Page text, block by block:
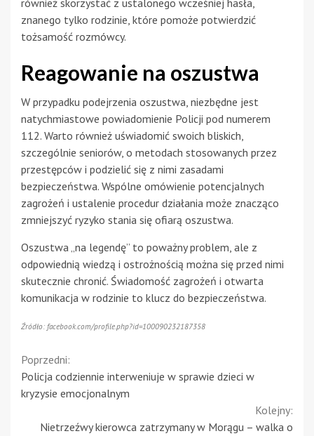
również skorzystać z ustalonego wcześniej hasła,
znanego tylko rodzinie, które pomoże potwierdzić
tożsamość rozmówcy.
Reagowanie na oszustwa
W przypadku podejrzenia oszustwa, niezbędne jest
natychmiastowe powiadomienie Policji pod numerem
112. Warto również uświadomić swoich bliskich,
szczególnie seniorów, o metodach stosowanych przez
przestępców i podzielić się z nimi zasadami
bezpieczeństwa. Wspólne omówienie potencjalnych
zagrożeń i ustalenie procedur działania może znacząco
zmniejszyć ryzyko stania się ofiarą oszustwa.
Oszustwa „na legendę” to poważny problem, ale z
odpowiednią wiedzą i ostrożnością można się przed nimi
skutecznie chronić. Świadomość zagrożeń i otwarta
komunikacja w rodzinie to klucz do bezpieczeństwa.
Źródło: facebook.com/profile.php?id=100090232187358
Continue
Reading
Poprzedni:
Policja codziennie interweniuje w sprawie dzieci w
kryzysie emocjonalnym
Kolejny:
Nietrzeźwy kierowca zatrzymany w Morągu – walka o